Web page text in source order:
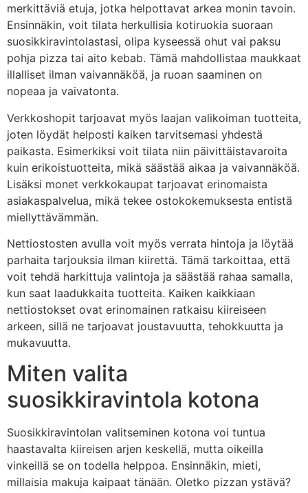
merkittäviä etuja, jotka helpottavat arkea monin tavoin.
Ensinnäkin, voit tilata herkullisia kotiruokia suoraan
suosikkiravintolastasi, olipa kyseessä ohut vai paksu
pohja pizza tai aito kebab. Tämä mahdollistaa maukkaat
illalliset ilman vaivannäköä, ja ruoan saaminen on
nopeaa ja vaivatonta.
Verkkoshopit tarjoavat myös laajan valikoiman tuotteita,
joten löydät helposti kaiken tarvitsemasi yhdestä
paikasta. Esimerkiksi voit tilata niin päivittäistavaroita
kuin erikoistuotteita, mikä säästää aikaa ja vaivannäköä.
Lisäksi monet verkkokaupat tarjoavat erinomaista
asiakaspalvelua, mikä tekee ostokokemuksesta entistä
miellyttävämmän.
Nettiostosten avulla voit myös verrata hintoja ja löytää
parhaita tarjouksia ilman kiirettä. Tämä tarkoittaa, että
voit tehdä harkittuja valintoja ja säästää rahaa samalla,
kun saat laadukkaita tuotteita. Kaiken kaikkiaan
nettiostokset ovat erinomainen ratkaisu kiireiseen
arkeen, sillä ne tarjoavat joustavuutta, tehokkuutta ja
mukavuutta.
Miten valita
suosikkiravintola kotona
Suosikkiravintolan valitseminen kotona voi tuntua
haastavalta kiireisen arjen keskellä, mutta oikeilla
vinkeillä se on todella helppoa. Ensinnäkin, mieti,
millaisia makuja kaipaat tänään. Oletko pizzan ystävä?